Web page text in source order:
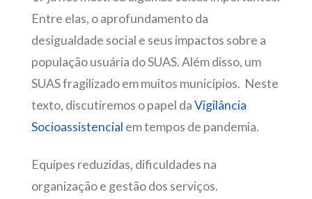
Entre elas, o aprofundamento da
desigualdade social e seus impactos sobre a
população usuária do SUAS. Além disso, um
SUAS fragilizado em muitos municípios. Neste
texto, discutiremos o papel daVigilância
Socioassistencial em tempos de pandemia.
Equipes reduzidas, dificuldades na
organização e gestão dos serviços.